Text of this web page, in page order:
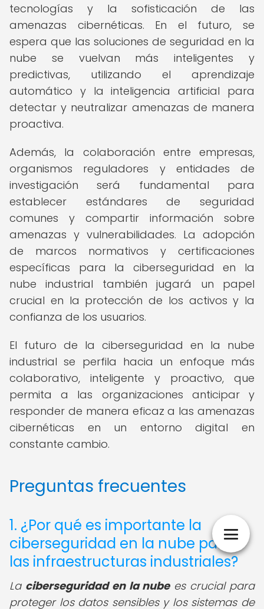
tecnologías y la sofisticación de las
amenazas cibernéticas. En el futuro, se
espera que las soluciones de seguridad en la
nube se vuelvan más inteligentes y
predictivas, utilizando el aprendizaje
automático y la inteligencia artificial para
detectar y neutralizar amenazas de manera
proactiva.
Además, la colaboración entre empresas,
organismos reguladores y entidades de
investigación será fundamental para
establecer estándares de seguridad
comunes y compartir información sobre
amenazas y vulnerabilidades. La adopción
de marcos normativos y certificaciones
específicas para la ciberseguridad en la
nube industrial también jugará un papel
crucial en la protección de los activos y la
confianza de los usuarios.
El futuro de la ciberseguridad en la nube
industrial se perfila hacia un enfoque más
colaborativo, inteligente y proactivo, que
permita a las organizaciones anticipar y
responder de manera eficaz a las amenazas
cibernéticas en un entorno digital en
constante cambio.
Preguntas frecuentes
1. ¿Por qué es importante la
ciberseguridad en la nube para
las infraestructuras industriales?
La ciberseguridad en la nubees crucial para
proteger los datos sensibles y los sistemas de